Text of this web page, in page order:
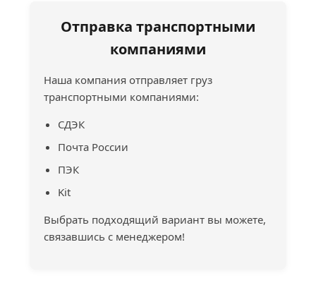
Отправка транспортными
компаниями
Наша компания отправляет груз
транспортными компаниями:
СДЭК
Почта России
ПЭК
Kit
Выбрать подходящий вариант вы можете,
связавшись с менеджером!